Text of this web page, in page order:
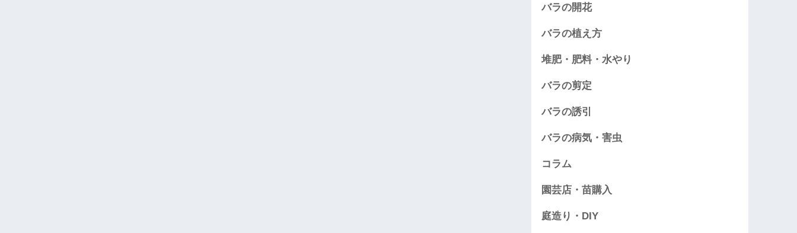
バラの開花
バラの植え方
堆肥・肥料・水やり
バラの剪定
バラの誘引
バラの病気・害虫
コラム
園芸店・苗購入
庭造り・DIY